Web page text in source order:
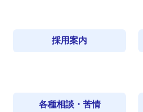
採用案内
各種相談・苦情